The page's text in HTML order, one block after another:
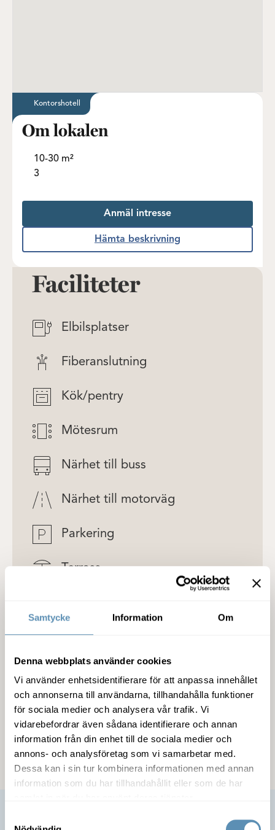
Samtycke Information Om
Denna webbplats använder cookies
Vi använder enhetsidentifierare för att anpassa innehållet
och annonserna till användarna, tillhandahålla funktioner
för sociala medier och analysera vår trafik. Vi
vidarebefordrar även sådana identifierare och annan
information från din enhet till de sociala medier och
annons- och analysföretag som vi samarbetar med.
Dessa kan i sin tur kombinera informationen med annan
information som du har tillhandahållit eller som de har
Kontorshotell
Om lokalen
10-30 m²
3
Anmäl intresse
Hämta beskrivning
Faciliteter
Elbilsplatser
Fiberanslutning
Kök/pentry
Mötesrum
Närhet till buss
Närhet till motorväg
Parkering
Terrass
Detaljer om lokalen
Fastigheten
Service
Kommunikation